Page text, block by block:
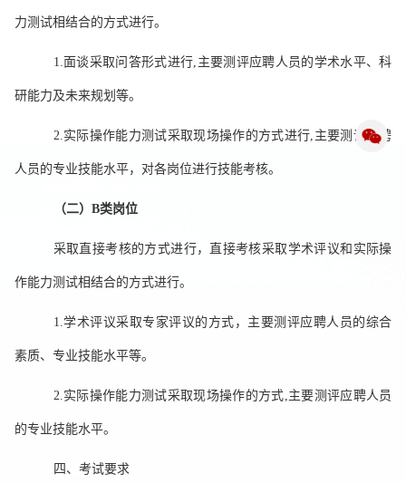
力测试相结合的方式进行。
1.面谈采取问答形式进行,主要测评应聘人员的学术水平、科
研能力及未来规划等。
2. 实际操作能力测试采取现场操作的方式进行,主要测评应聘
人员的专业技能水平，对各岗位进行技能考核。
（二）B类岗位
采取直接考核的方式进行，直接考核采取学术评议和实际操
作能力测试相结合的方式进行。
1.学术评议采取专家评议的方式，主要测评应聘人员的综合
素质、专业技能水平等。
2. 实际操作能力测试采取现场操作的方式,主要测 评应聘人员
的专业技能水平。
四、考试要求